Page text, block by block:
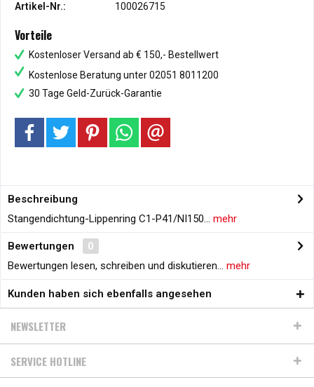
Artikel-Nr.: 100026715
Vorteile
Kostenloser Versand ab € 150,- Bestellwert
Kostenlose Beratung unter 02051 8011200
30 Tage Geld-Zurück-Garantie
Beschreibung
Stangendichtung-Lippenring C1-P41/NI150... mehr
Bewertungen
0
Bewertungen lesen, schreiben und diskutieren... mehr
Kunden haben sich ebenfalls angesehen
NEWSLETTER
SERVICE HOTLINE